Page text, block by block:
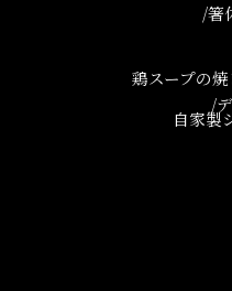
/箸
鶏スープの
/
自家製